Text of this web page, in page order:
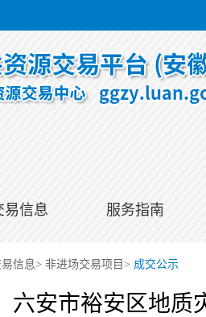
易信息 服务指南
易信息> 非进场交易项目 > 成交公示
六安市裕安区地